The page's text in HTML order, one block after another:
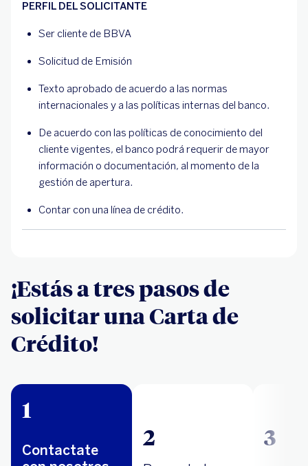
PERFIL DEL SOLICITANTE
Ser cliente de BBVA
Solicitud de Emisión
Texto aprobado de acuerdo a las normas
internacionales y a las políticas internas del banco.
De acuerdo con las políticas de conocimiento del
cliente vigentes, el banco podrá requerir de mayor
información o documentación, al momento de la
gestión de apertura.
Contar con una línea de crédito.
¡Estás a tres pasos de
solicitar una Carta de
Crédito!
1
Contactate
2 3